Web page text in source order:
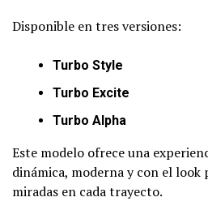
Disponible en tres versiones:
Turbo Style
Turbo Excite
Turbo Alpha
Este modelo ofrece una
dinámica, moderna y con el
miradas en cada trayecto.